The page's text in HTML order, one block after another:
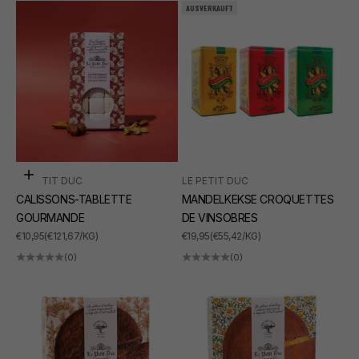
In den Warenkorb
LE PETIT DUC
CALISSONS-TABLETTE
GOURMANDE
ANGEBOT
€10,95(€121,67/KG)
(0)
AUSVERKAUFT
LE PETIT DUC
MANDELKEKSE CROQUETTES
DE VINSOBRES
ANGEBOT
€19,95(€55,42/KG)
(0)